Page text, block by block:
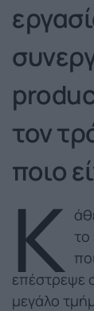
τον
ποιο
Κ το
επέστρεψε
μεγάλο